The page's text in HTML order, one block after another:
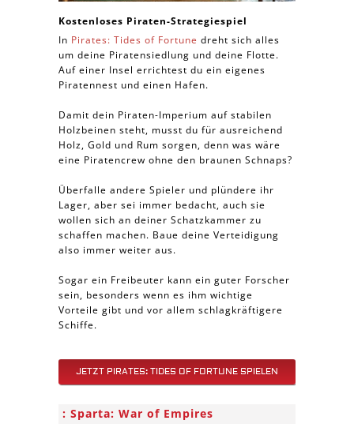
Kostenloses Piraten-Strategiespiel
In Pirates: Tides of Fortune dreht sich alles
um deine Piratensiedlung und deine Flotte.
Auf einer Insel errichtest du ein eigenes
Piratennest und einen Hafen.
Damit dein Piraten-Imperium auf stabilen
Holzbeinen steht, musst du für ausreichend
Holz, Gold und Rum sorgen, denn was wäre
eine Piratencrew ohne den braunen Schnaps?
Überfalle andere Spieler und plündere ihr
Lager, aber sei immer bedacht, auch sie
wollen sich an deiner Schatzkammer zu
schaffen machen. Baue deine Verteidigung
also immer weiter aus.
Sogar ein Freibeuter kann ein guter Forscher
sein, besonders wenn es ihm wichtige
Vorteile gibt und vor allem schlagkräftigere
Schiffe.
JETZT PIRATES: TIDES OF FORTUNE SPIELEN
Sparta: War of Empires